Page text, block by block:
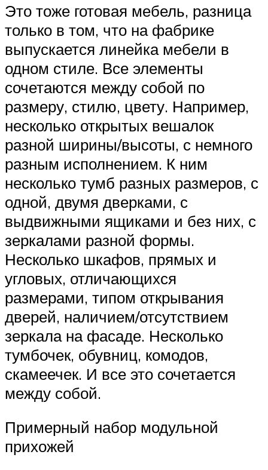
Это тоже готовая мебель, разница
только в том, что на фабрике
выпускается линейка мебели в
одном стиле. Все элементы
сочетаются между собой по
размеру, стилю, цвету. Например,
несколько открытых вешалок
разной ширины/высоты, с немного
разным исполнением. К ним
несколько тумб разных размеров, с
одной, двумя дверками, с
выдвижными ящиками и без них, с
зеркалами разной формы.
Несколько шкафов, прямых и
угловых, отличающихся
размерами, типом открывания
дверей, наличием/отсутствием
зеркала на фасаде. Несколько
тумбочек, обувниц, комодов,
скамеечек. И все это сочетается
между собой.
Примерный набор модульной
прихожей